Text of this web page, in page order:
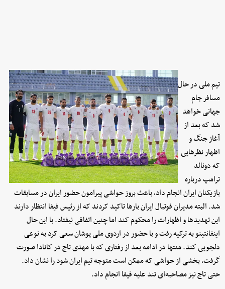
تیم ملی در حال
مسافر جام
جهانی خواهد
شد که بعد از
آغاز جنگ و
اظهار نظرهایی
که دونالد
ترامپ درباره
بازیکنان ایران انجام داد، باعث بروز حواشی پیرامون حضور ایران در مسابقات
شد. البته مدیران فوتبال ایران بارها تاکید کردند که از رئیس فیفا انتظار دارند
این تهدیدها و اظهارات را محکوم کند اما چنین اتفاقی نیفتاد. با این حال
اینفانتینو به ترکیه رفت و با حضور در اردوی ملی پوشان سعی کرد به نوعی
دلجویی کند. منتها در ادامه بعد از رفتاری که با مهدی تاج در کانادا صورت
گرفت، بخشی از حواشی که ممکن است متوجه تیم ایران شود را نشان داد.
حتی تاج نیز مصاحبه‌ای تند علیه فیفا انجام داد.